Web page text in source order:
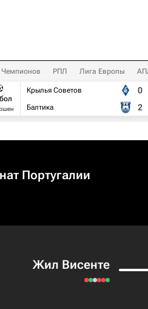
Чемпионов РПЛ Лига Европы
Крылья Советов
Балтика
0
2
Португалии
Жил Висенте